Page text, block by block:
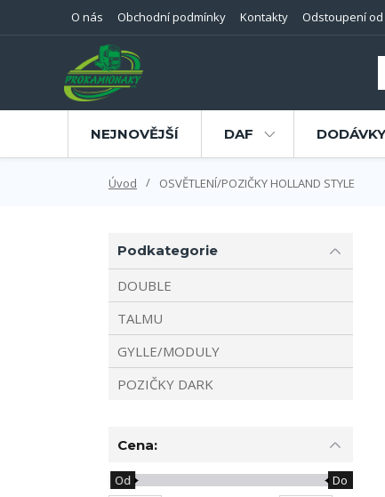
O nás Obchodní podmínky Kontakty Odstoupení
NEJNOVĚJŠÍ DAF DODÁVKY
Úvod OSVĚTLENÍ/POZIČKY HOLLAND STYLE
Podkategorie
DOUBLE
TALMU
GYLLE/MODULY
POZIČKY DARK
Cena:
Od Do